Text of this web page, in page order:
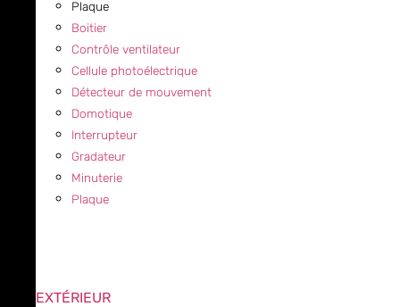
Plaque
Boitier
Contrôle ventilateur
Cellule photoélectrique
Détecteur de mouvement
Domotique
Interrupteur
Gradateur
Minuterie
Plaque
EXTÉRIEUR